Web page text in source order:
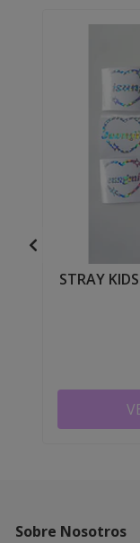
STRAY
Sobre Nosotros